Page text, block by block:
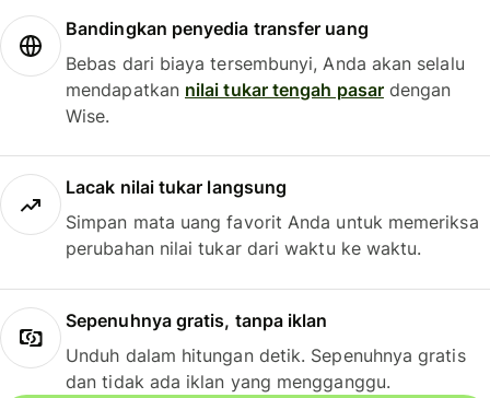
Bandingkan penyedia transfer uang
Bebas dari biaya tersembunyi, Anda akan selalu
mendapatkan nilai tukar tengah pasardengan
Wise.
Lacak nilai tukar langsung
Simpan mata uang favorit Anda untuk memeriksa
perubahan nilai tukar dari waktu ke waktu.
Sepenuhnya gratis, tanpa iklan
Unduh dalam hitungan detik. Sepenuhnya gratis
dan tidak ada iklan yang mengganggu.